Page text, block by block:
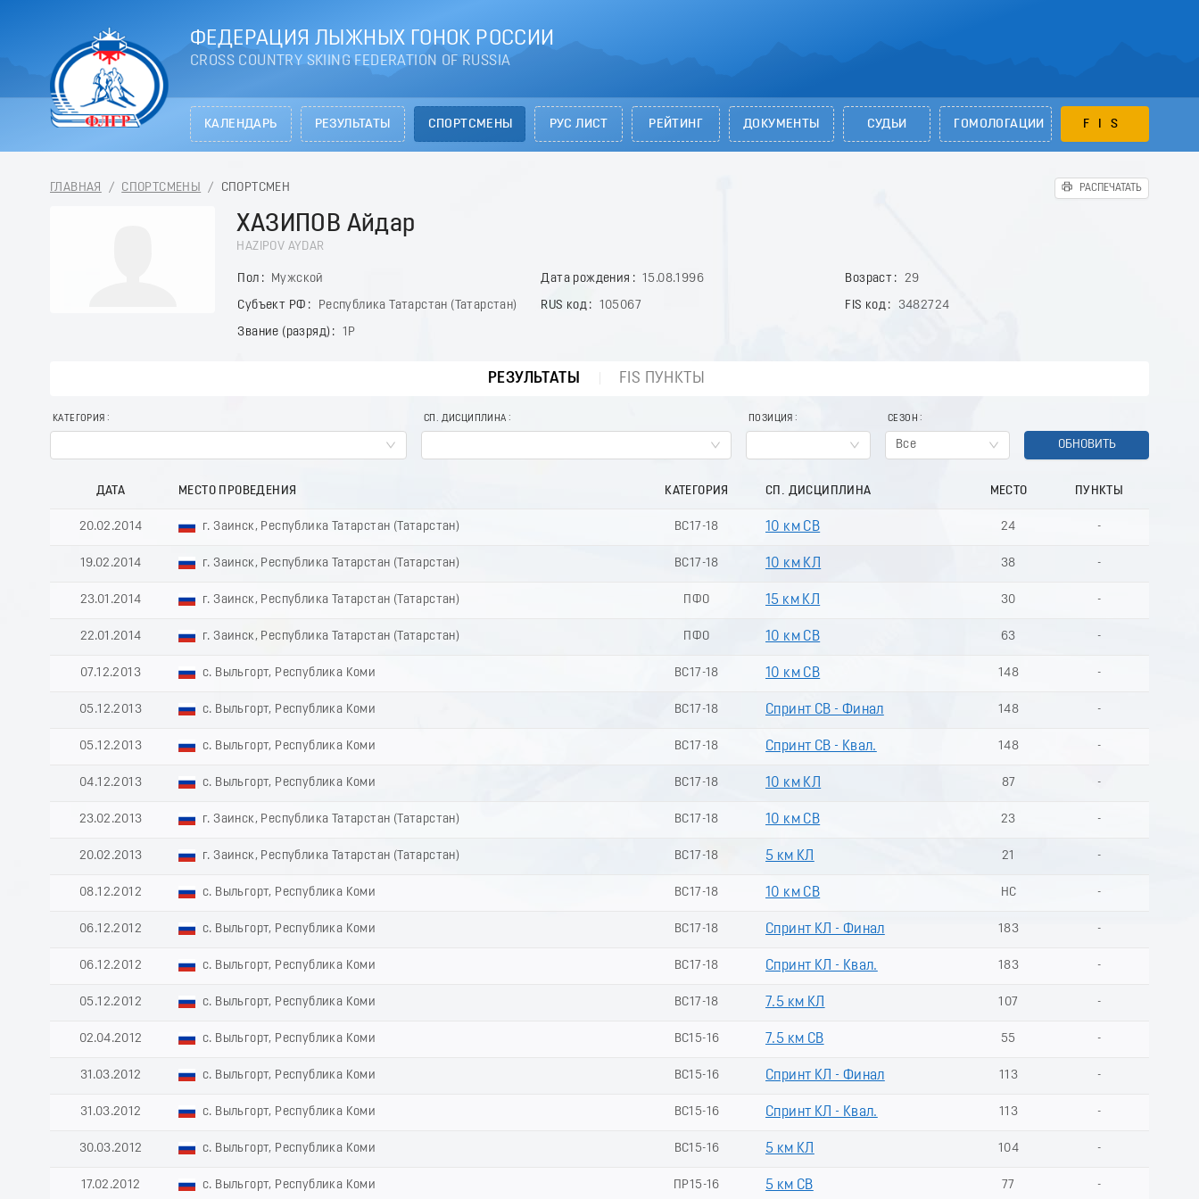
ФЕДЕРАЦИЯ ЛЫЖНЫХ ГОНОК РОССИИ
CROSS COUNTRY SKIING FEDERATION OF RUSSIA
КАЛЕНДАРЬ РЕЗУЛЬТАТЫ СПОРТСМЕНЫ РУС ЛИСТ РЕЙТИНГ ДОКУМЕНТЫ СУДЬИ ГОМОЛОГАЦИИ FIS
ГЛАВНАЯ / СПОРТСМЕНЫ / СПОРТСМЕН РАСПЕЧАТАТЬ
ХАЗИПОВ Айдар
HAZIPOV AYDAR
Пол Мужской Дата рождения 15.08.1996 Возраст
29
Субъект РФ
Республика Татарстан (Татарстан) RUS код 105067 FIS код
3482724
Звание (разряд)
1Р
РЕЗУЛЬТАТЫ FIS ПУНКТЫ
КАТЕГОРИЯ СП. ДИСЦИПЛИНА ПОЗИЦИЯ СЕЗОН
Все ОБНОВИТЬ
ДАТА МЕСТО ПРОВЕДЕНИЯ КАТЕГОРИЯ СП. ДИСЦИПЛИНА МЕСТО ПУНКТЫ
20.02.2014 г. Заинск, Республика Татарстан (Татарстан) ВС17-18 10 км СВ 24 -
19.02.2014 г. Заинск, Республика Татарстан (Татарстан) ВС17-18 10 км КЛ 38 -
23.01.2014 г. Заинск, Республика Татарстан (Татарстан) ПФО 15 км КЛ 30 -
22.01.2014 г. Заинск, Республика Татарстан (Татарстан) ПФО 10 км СВ 63 -
07.12.2013 с. Выльгорт, Республика Коми ВС17-18 10 км СВ 148 -
05.12.2013 с. Выльгорт, Республика Коми ВС17-18 Спринт СВ - Финал 148 -
05.12.2013 с. Выльгорт, Республика Коми ВС17-18 Спринт СВ - Квал. 148 -
04.12.2013 с. Выльгорт, Республика Коми ВС17-18 10 км КЛ 87 -
23.02.2013 г. Заинск, Республика Татарстан (Татарстан) ВС17-18 10 км СВ 23 -
20.02.2013 г. Заинск, Республика Татарстан (Татарстан) ВС17-18 5 км КЛ 21 -
08.12.2012 с. Выльгорт, Республика Коми ВС17-18 10 км СВ НС -
06.12.2012 с. Выльгорт, Республика Коми ВС17-18 Спринт КЛ - Финал 183 -
06.12.2012 с. Выльгорт, Республика Коми ВС17-18 Спринт КЛ - Квал. 183 -
05.12.2012 с. Выльгорт, Республика Коми ВС17-18 7.5 км КЛ 107 -
02.04.2012 с. Выльгорт, Республика Коми ВС15-16 7.5 км СВ 55 -
31.03.2012 с. Выльгорт, Республика Коми ВС15-16 Спринт КЛ - Финал 113 -
31.03.2012 с. Выльгорт, Республика Коми ВС15-16 Спринт КЛ - Квал. 113 -
30.03.2012 с. Выльгорт, Республика Коми ВС15-16 5 км КЛ 104 -
17.02.2012 с. Выльгорт, Республика Коми ПР15-16 5 км СВ 77 -